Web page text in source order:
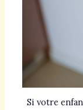
Si votre